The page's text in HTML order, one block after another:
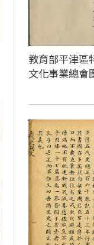
教育部平津區
文化事業總會